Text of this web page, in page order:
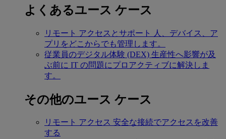
よくあるユース ケース
リモート アクセスとサポート
人、デバイス、ア
プリをどこからでも管理します。
従業員のデジタル体験 (DEX) 生産性へ影響が及
ぶ前に IT の問題にプロアクティブに解決しま
す。
その他のユース ケース
リモート アクセス 安全な接続でアクセスを改善
する